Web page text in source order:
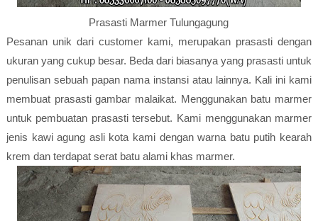
Prasasti Marmer Tulungagung
Pesanan unik dari customer kami, merupakan prasasti dengan
ukuran yang cukup besar. Beda dari biasanya yang prasasti untuk
penulisan sebuah papan nama instansi atau lainnya. Kali ini kami
membuat prasasti gambar malaikat. Menggunakan batu marmer
untuk pembuatan prasasti tersebut. Kami menggunakan marmer
jenis kawi agung asli kota kami dengan warna batu putih kearah
krem dan terdapat serat batu alami khas marmer.